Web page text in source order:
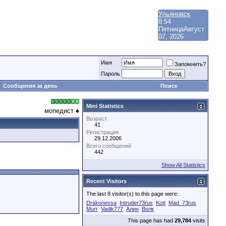
Ульяновск
8:54
ПятницаАвгуст
07, 2026
Имя
Запомнить?
Пароль
Сообщения за день Поиск
мопедист ♠
Mini Statistics
Возраст
41
Регистрация
29.12.2006
Всего сообщений
442
Show All Statistics
Recent Visitors
The last 8 visitor(s) to this page were:
Drakonessa Intruder73rus Kott Mad_73rus
Murr Vadik777 Алин Волк
This page has had 29,784 visits